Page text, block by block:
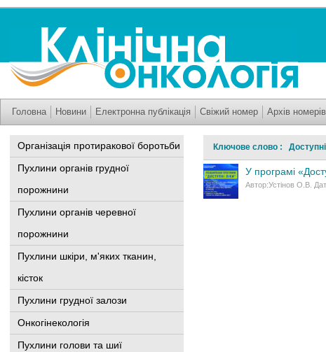
Головна Новини Електронна публікація Свіжий номер Архів номерів
Організація протиракової боротьби
Пухлини органів грудної
порожнини
Пухлини органів черевної
порожнини
Пухлини шкіри, м'яких тканин,
кісток
Пухлини грудної залози
Онкогінекологія
Пухлини голови та шиї
Ключове слово : Доступні
У програмі
Автор:Устінов О.В.